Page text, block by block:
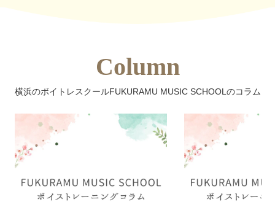
Column
横浜のボイトレスクールFUKURAMU MUSIC SCHOOLのコラム